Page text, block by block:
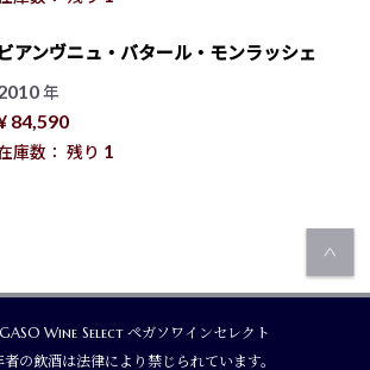
ビアンヴニュ・バタール・モンラッシェ
年
84,590
庫数： 残り 1
Wine Select ペガソワインセレクト
の飲酒は法律により禁じられています。